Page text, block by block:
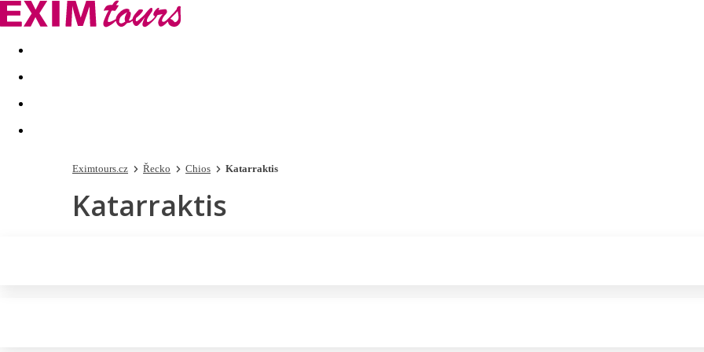
Akční nabídky Last minute
Eximtours.cz Řecko Chios Katarraktis
Katarraktis